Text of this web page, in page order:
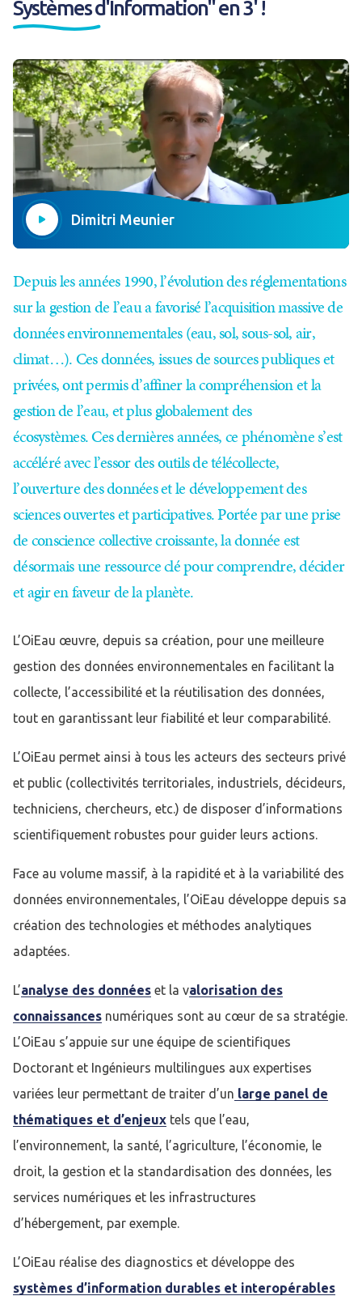
Systèmes d'Information" en 3' !
Dimitri Meunier
Depuis les années 1990, l’évolution des réglementations
sur la gestion de l’eau a favorisé l’acquisition massive de
données environnementales (eau, sol, sous-sol, air,
climat…). Ces données, issues de sources publiques et
privées, ont permis d’affiner la compréhension et la
gestion de l’eau, et plus globalement des
écosystèmes. Ces dernières années, ce phénomène s’est
accéléré avec l’essor des outils de télécollecte,
l’ouverture des données et le développement des
sciences ouvertes et participatives. Portée par une prise
de conscience collective croissante, la donnée est
désormais une ressource clé pour comprendre, décider
et agir en faveur de la planète.
L’OiEau œuvre, depuis sa création, pour une meilleure
gestion des données environnementales en facilitant la
collecte, l’accessibilité et la réutilisation des données,
tout en garantissant leur fiabilité et leur comparabilité.
L’OiEau permet ainsi à tous les acteurs des secteurs privé
et public (collectivités territoriales, industriels, décideurs,
techniciens, chercheurs, etc.) de disposer d’informations
scientifiquement robustes pour guider leurs actions.
Face au volume massif, à la rapidité et à la variabilité des
données environnementales, l’OiEau développe depuis sa
création des technologies et méthodes analytiques
adaptées.
L’analyse des données et la valorisation des
connaissances numériques sont au cœur de sa stratégie.
L’OiEau s’appuie sur une équipe de scientifiques
Doctorant et Ingénieurs multilingues aux expertises
variées leur permettant de traiter d’un large panel de
thématiques et d’enjeux tels que l’eau,
l’environnement, la santé, l’agriculture, l’économie, le
droit, la gestion et la standardisation des données, les
services numériques et les infrastructures
d’hébergement, par exemple.
L’OiEau réalise des diagnostics et développe des
systèmes d’information durables et interopérables